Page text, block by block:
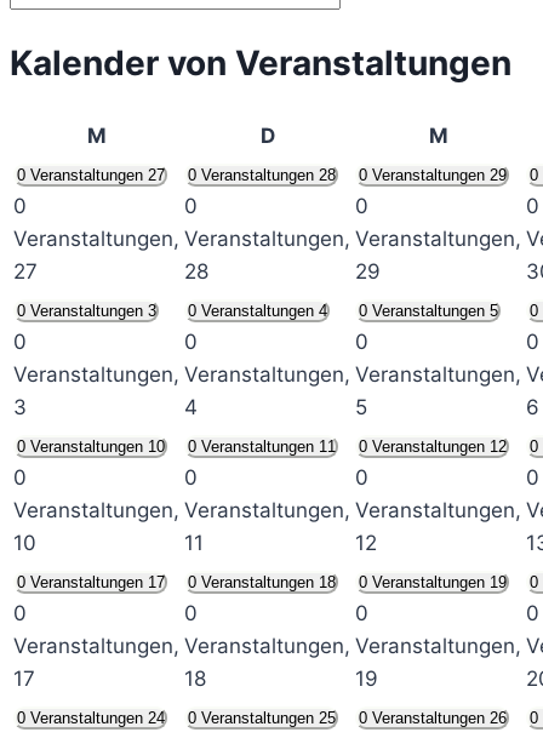
Kalender von Veranstaltungen
MMontag DDienstag MMittwoch
0 Veranstaltungen 27
0
Veranstaltungen,
27
0 Veranstaltungen 28
0
Veranstaltungen,
28
0 Veranstaltungen 29
0
Veranstaltungen,
29
0
0
0 Veranstaltungen 3
0
Veranstaltungen,
3
0 Veranstaltungen 4
0
Veranstaltungen,
4
0 Veranstaltungen 5
0
Veranstaltungen,
5
0
0
6
0 Veranstaltungen 10
0
Veranstaltungen,
10
0 Veranstaltungen 11
0
Veranstaltungen,
11
0 Veranstaltungen 12
0
Veranstaltungen,
12
0
0
0 Veranstaltungen 17
0
Veranstaltungen,
17
0 Veranstaltungen 18
0
Veranstaltungen,
18
0 Veranstaltungen 19
0
Veranstaltungen,
19
0
0
0 Veranstaltungen 24 0 Veranstaltungen 25 0 Veranstaltungen 26 0